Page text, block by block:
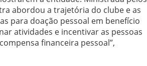
abordou a trajetória do clube e as
para doação pessoal em benefício
atividades e incentivar as pessoas
financeira pessoal”,